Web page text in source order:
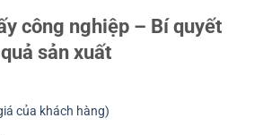
công nghiệp – Bí quyết
sản xuất
của khách hàng)